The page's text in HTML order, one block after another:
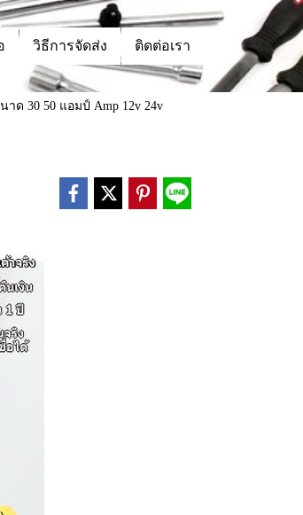
วิธีการจัดส่ง ติดต่อเรา
ด 30 50 แอมป์ Amp 12v 24v